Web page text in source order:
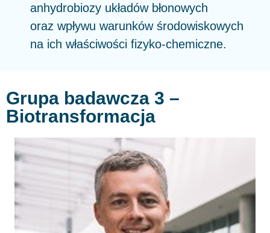
anhydrobiozy układów błonowych
oraz wpływu warunków środowiskowych
na ich właściwości fizyko-chemiczne.
Grupa badawcza 3 –
Biotransformacja